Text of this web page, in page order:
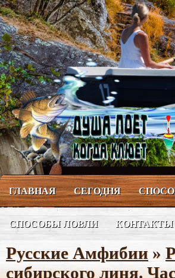
ГЛАВНАЯ СЕГОДНЯ
СПОСОБЫ ЛОВЛИ КОНТАКТЫ
Русские Амфибии »
сибирского линя.